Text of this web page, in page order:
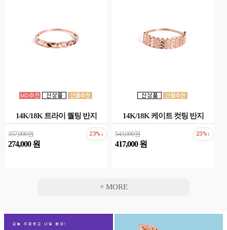
14K/18K 트라이 퀄팅 반지
357,000원
274,000 원
23%↓
14K/18K 케이트 컷팅 반지
543,000원
417,000 원
23%↓
+ MORE